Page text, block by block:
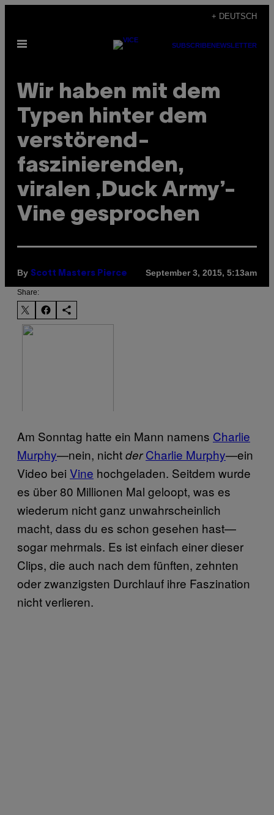
content
+ DEUTSCH
Open
SUBSCRIBENEWSLETTER
Wir haben mit dem
Typen hinter dem
verstörend-
faszinierenden,
viralen ‚Duck Army’-
Vine gesprochen
By Scott Masters Pierce September 3, 2015, 5:13am
Share:
Am Sonntag hatte ein Mann namens Charlie
Murphy—nein, nichtder Charlie Murphy—ein
Video bei Vine hochgeladen. Seitdem wurde
es über 80 Millionen Mal geloopt, was es
wiederum nicht ganz unwahrscheinlich
macht, dass du es schon gesehen hast—
sogar mehrmals. Es ist einfach einer dieser
Clips, die auch nach dem fünften, zehnten
oder zwanzigsten Durchlauf ihre Faszination
nicht verlieren.